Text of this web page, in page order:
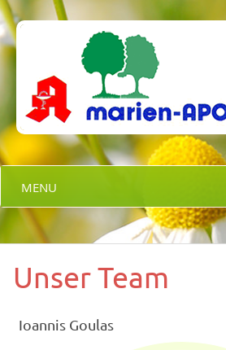
MENU
Unser Team
Ioannis Goulas